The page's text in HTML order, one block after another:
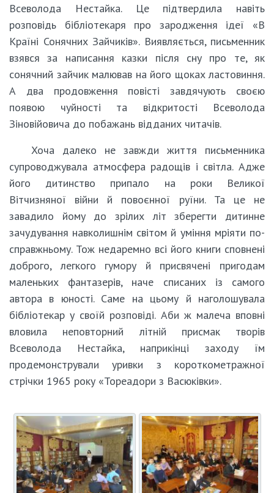
Всеволода Нестайка. Це підтвердила навіть
розповідь бібліотекаря про зародження ідеї «В
Країні Сонячних Зайчиків». Виявляється, письменник
взявся за написання казки після сну про те, як
сонячний зайчик малював на його щоках ластовиння.
А два продовження повісті завдячують своєю
появою чуйності та відкритості Всеволода
Зіновійовича до побажань відданих читачів.
Хоча далеко не завжди життя письменника
супроводжувала атмосфера радощів і світла. Адже
його дитинство припало на роки Великої
Вітчизняної війни й повоєнної руїни. Та це не
завадило йому до зрілих літ зберегти дитинне
зачудування навколишнім світом й уміння мріяти по-
справжньому. Тож недаремно всі його книги сповнені
доброго, легкого гумору й присвячені пригодам
маленьких фантазерів, наче списаних із самого
автора в юності. Саме на цьому й наголошувала
бібліотекар у своїй розповіді. Аби ж малеча вповні
вловила неповторний літній присмак творів
Всеволода Нестайка, наприкінці заходу їм
продемонстрували уривки з короткометражної
стрічки 1965 року «Тореадори з Васюківки».